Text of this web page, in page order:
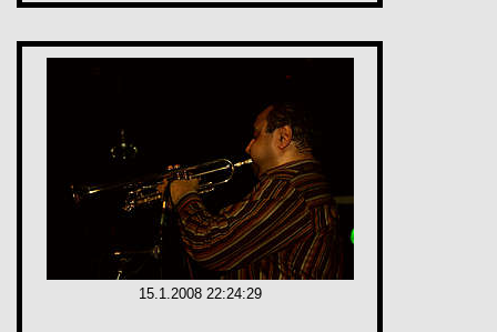
15.1.2008 22:24:29